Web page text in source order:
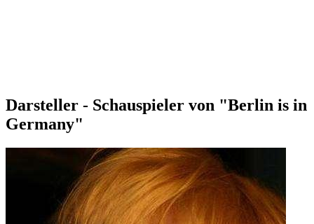
Darsteller - Schauspieler von "Berlin is in
Germany"